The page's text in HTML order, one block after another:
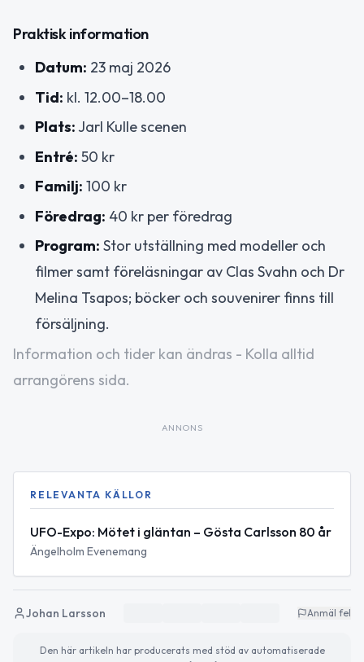
Praktisk information
Datum: 23 maj 2026
Tid: kl. 12.00–18.00
Plats: Jarl Kulle scenen
Entré: 50 kr
Familj: 100 kr
Föredrag: 40 kr per föredrag
Program: Stor utställning med modeller och
filmer samt föreläsningar av Clas Svahn och Dr
Melina Tsapos; böcker och souvenirer finns till
försäljning.
Information och tider kan ändras - Kolla alltid
arrangörens sida.
ANNONS
RELEVANTA KÄLLOR
UFO-Expo: Mötet i gläntan – Gösta Carlsson 80 år
Ängelholm Evenemang
Johan Larsson Anmäl fel
Den här artikeln har producerats med stöd av automatiserade